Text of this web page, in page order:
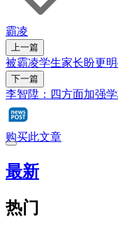
霸凌
上一篇
被霸凌学生家长盼更
下一篇
李智陞：四方面加强
购买此文章
最新
热门